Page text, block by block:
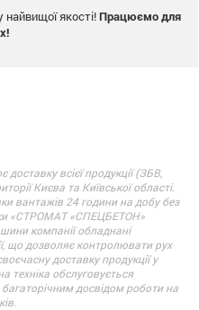
якості!Працюємо для
всієї продукції (ЗБВ,
Києва та Київської області.
вантажів 24 години на добу без
«СТРОМАТ «СПЕЦБЕТОН»
компанії обладнані
що дозволяє контролювати рух
доставку продукції у
техніка обслуговується
досвідом роботи на